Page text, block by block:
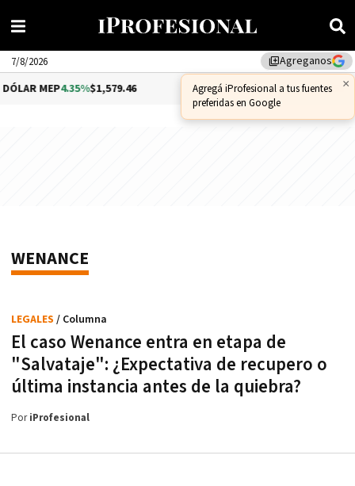
library_addAgreganos
×
Agregá iProfesional a tus fuentes
preferidas en Google
7/8/2026
MEP4.35%$1,579.46 DÓLAR CCL1.02%$1,575.53
WENANCE
El caso Wenance entra en etapa de
"Salvataje": ¿Expectativa de recupero o
última instancia antes de la quiebra?
LEGALES / Columna
PoriProfesional